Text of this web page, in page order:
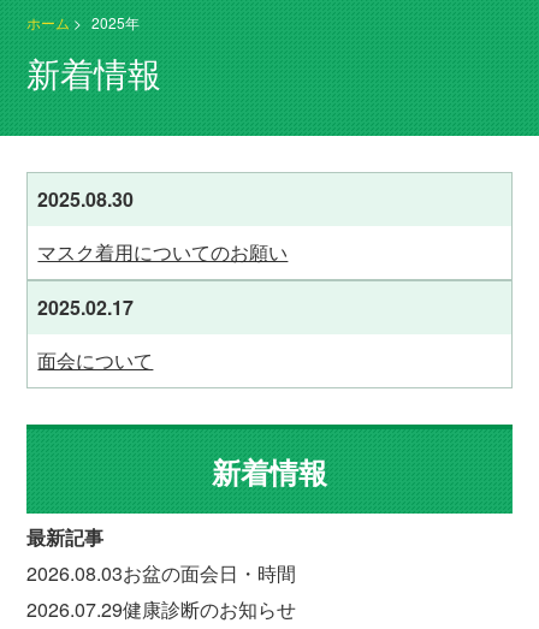
ホーム > 2025年
新着情報
2025.08.30
マスク着用についてのお願い
2025.02.17
面会について
新着情報
最新記事
2026.08.03お盆の面会日・時間
2026.07.29健康診断のお知らせ